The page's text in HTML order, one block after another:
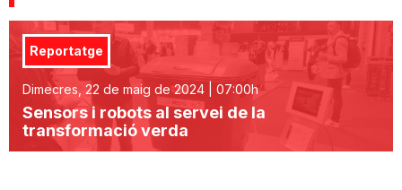
Reportatge
Dimecres, 22 de maig de 2024 | 07:00h
Sensors i robots al servei de la
transformació verda